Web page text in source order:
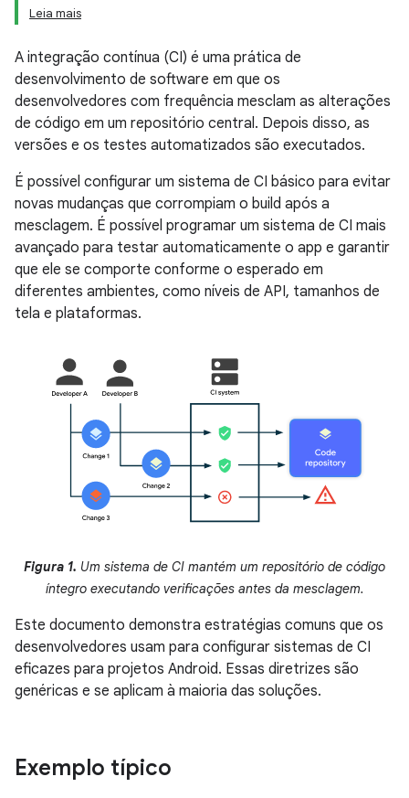
Leia mais
A integração contínua (CI) é uma prática de
desenvolvimento de software em que os
desenvolvedores com frequência mesclam as alterações
de código em um repositório central. Depois disso, as
versões e os testes automatizados são executados.
É possível configurar um sistema de CI básico para evitar
novas mudanças que corrompiam o build após a
mesclagem. É possível programar um sistema de CI mais
avançado para testar automaticamente o app e garantir
que ele se comporte conforme o esperado em
diferentes ambientes, como níveis de API, tamanhos de
tela e plataformas.
Figura 1. Um sistema de CI mantém um repositório de código
íntegro executando verificações antes da mesclagem.
Este documento demonstra estratégias comuns que os
desenvolvedores usam para configurar sistemas de CI
eficazes para projetos Android. Essas diretrizes são
genéricas e se aplicam à maioria das soluções.
Exemplo típico